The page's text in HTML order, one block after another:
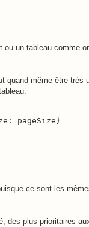
ou un tableau comme
même être très
pageSize}
ce sont les
des plus prioritaires